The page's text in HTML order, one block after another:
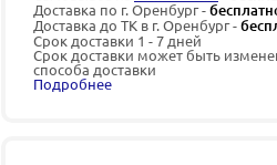
Доставка по г. Оренбург -
Доставка до ТК в г. Оренбург -
Срок доставки 1 - 7 дней
Срок доставки может быть
способа доставки
Подробнее